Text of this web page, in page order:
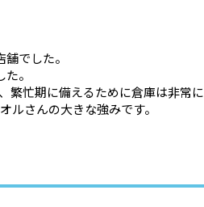
でした。
。
繁忙期に備えるために倉庫は非常に
ルさんの大きな強みです。